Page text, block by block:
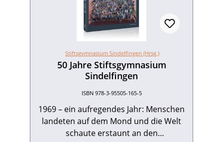
Stiftsgymnasium Sindelfingen (Hrsg.)
50 Jahre Stiftsgymnasium
Sindelfingen
ISBN 978-3-95505-165-5
1969 – ein aufregendes Jahr: Menschen
landeten auf dem Mond und die Welt
schaute erstaunt an den